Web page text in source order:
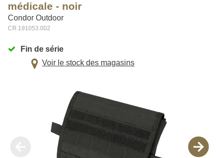
médicale - noir
Condor Outdoor
CR.191053.002
Fin de série
Voir le stock des magasins